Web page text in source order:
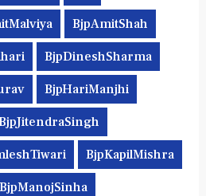
BjpAmitShah
BjpDineshSharma
BjpHariManjhi
BjpKapilMishra
BjpManojSinha